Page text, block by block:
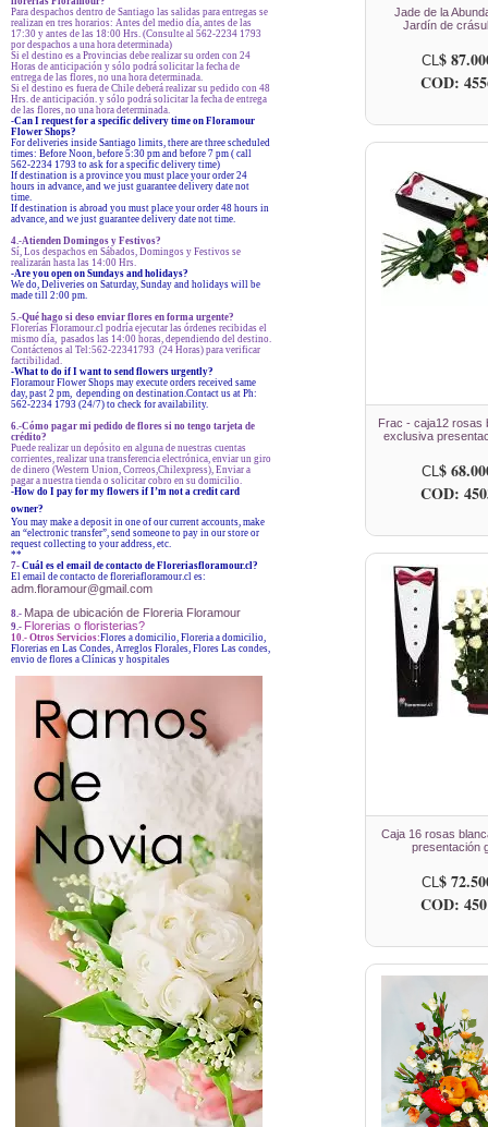
Para despachos dentro de Santiago las salidas para entregas se
realizan en tres horarios: Antes del medio día, antes de las
17:30 y antes de las 18:00 Hrs. (Consulte al 562-2234 1793
por despachos a una hora determinada)
Si el destino es a Provincias debe realizar su orden con 24
Horas de anticipación y sólo podrá solicitar la fecha de
entrega de las flores, no una hora determinada.
Si el destino es fuera de Chile deberá realizar su pedido con 48
Hrs. de anticipación. y sólo podrá solicitar la fecha de entrega
de las flores, no una hora determinada.
-Can I request for a specific delivery time on Floramour
Flower Shops?
For deliveries inside Santiago limits, there are three scheduled
times: Before Noon, before 5:30 pm and before 7 pm ( call
562-2234 1793 to ask for a specific delivery time)
If destination is a province you must place your order 24
hours in advance, and we just guarantee delivery date not
time.
If destination is abroad you must place your order 48 hours in
advance, and we just guarantee delivery date not time.
4.-Atienden Domingos y Festivos?
Sí, Los despachos en Sábados, Domingos y Festivos se
realizarán hasta las 14:00 Hrs.
-Are you open on Sundays and holidays?
We do, Deliveries on Saturday, Sunday and holidays will be
made till 2:00 pm.
5.-Qué hago si deso enviar flores en forma urgente?
Florerías Floramour.cl podría ejecutar las órdenes recibidas el
mismo día, pasados las 14:00 horas, dependiendo del destino.
Contáctenos al Tel:562-22341793 (24 Horas) para verificar
factibilidad.
-What to do if I want to send flowers urgently?
Floramour Flower Shops may execute orders received same
day, past 2 pm, depending on destination.Contact us at Ph:
562-2234 1793 (24/7) to check for availability.
6.-Cómo pagar mi pedido de flores si no tengo tarjeta de
crédito?
Puede realizar un depósito en alguna de nuestras cuentas
corrientes, realizar una transferencia electrónica, enviar un giro
de dinero (Western Union, Correos,Chilexpress), Enviar a
pagar a nuestra tienda o solicitar cobro en su domicilio.
-How do I pay for my flowers if I’m not a credit card
owner?
You may make a deposit in one of our current accounts, make
an “electronic transfer”, send someone to pay in our store or
request collecting to your address, etc.
**
7- Cuál es el email de contacto de Floreriasfloramour.cl?
El email de contacto de floreriafloramour.cl es:
adm.floramour@gmail.com
8.- Mapa de ubicación de Floreria Floramour
9.- Florerias o floristerias?
10.- Otros Servicios:Flores a domicilio, Floreria a domicilio,
Florerias en Las Condes, Arreglos Florales, Flores Las condes,
envio de flores a Clínicas y hospitales
Jade de la
Jardín de
CL$
COD:
Frac - caja12 rosas
exclusiva
CL$
COD:
Caja 16 rosas
presentación
CL$
COD: